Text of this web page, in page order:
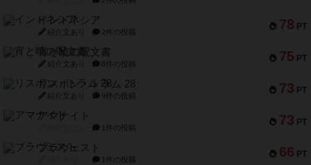
78 PT
インドネシア
紹介文あり 2件の投稿
75 PT
宵と暁の呪文書
紹介文あり 8件の投稿
73 PT
リスボン・トラム 28
紹介文あり 9件の投稿
73 PT
アマナイト
1件の投稿
66 PT
ブラヴェスト
1件の投稿